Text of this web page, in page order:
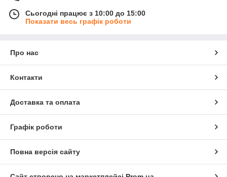
Сьогодні працює з 10:00 до 15:00
Показати весь графік роботи
Про нас
Контакти
Доставка та оплата
Графік роботи
Повна версія сайту